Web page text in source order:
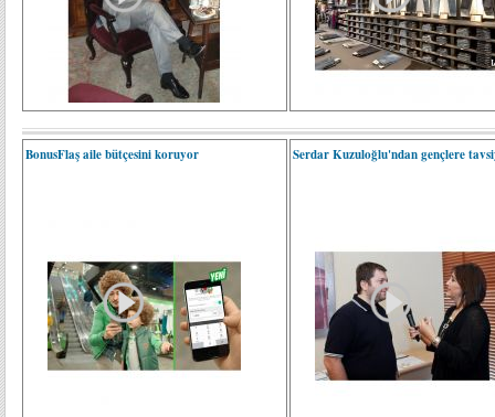
BonusFlaş aile bütçesini koruyor Serdar Kuzuloğlu'ndan gençlere